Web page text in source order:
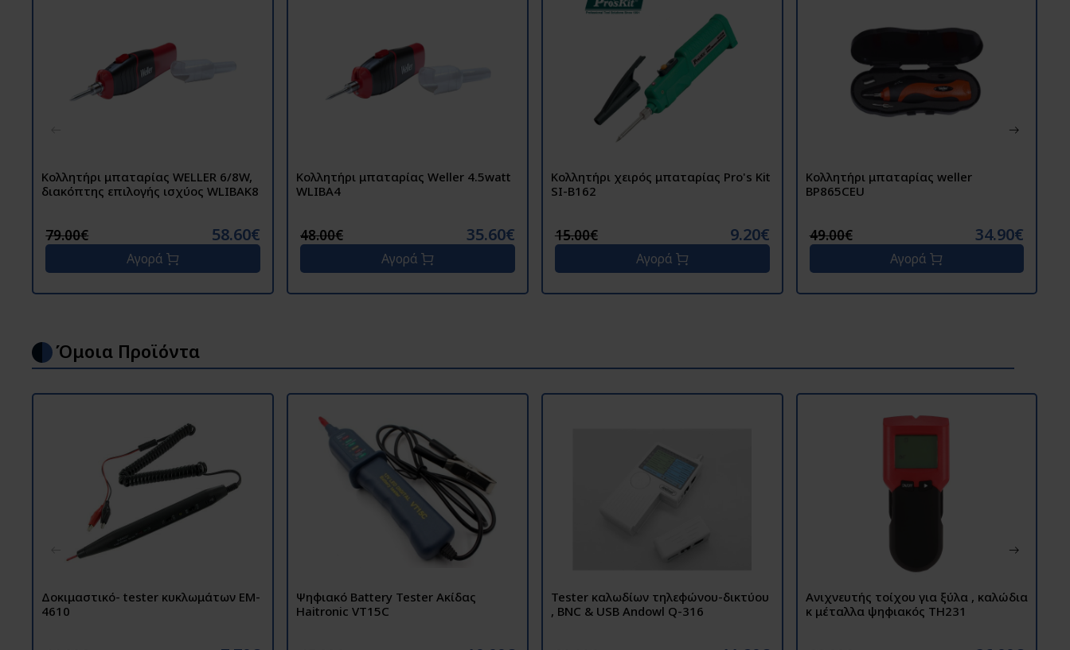
Κολλητήρι μπαταρίας WELLER 6/8W,
διακόπτης επιλογής ισχύος WLIBAK8
79.00€ 58.60€
Αγορά
Κολλητήρι μπαταρίας Weller 4.5watt
WLIBA4
48.00€ 35.60€
Αγορά
Κολλητήρι χειρός μπαταρίας Pro's Kit
SI-B162
15.00€ 9.20€
Αγορά
Κολλητήρι μπαταρίας weller
BP865CEU
49.00€ 34.90€
Αγορά
Όμοια Προϊόντα
Δοκιμαστικό- tester κυκλωμάτων EM-
4610
Ψηφιακό Battery Tester Ακίδας
Haitronic VT15C
Tester καλωδίων τηλεφώνου-δικτύου
, BNC & USB Andowl Q-316
Ανιχνευτής τοίχου για ξύλα , καλώδια
κ μέταλλα ψηφιακός TH231